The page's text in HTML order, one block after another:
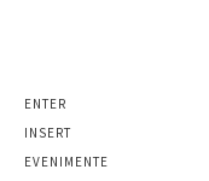
ENTER
INSERT
EVENIMENTE